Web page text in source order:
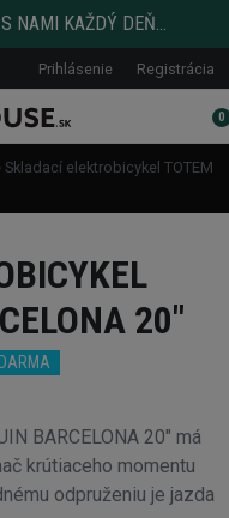
NAMI KAŽDÝ DEŇ...
Prihlásenie Registrácia
0
Skladací elektrobicykel TOTEM
20"
BARCELONA 20" má
krútiaceho momentu
odpruženiu je jazda